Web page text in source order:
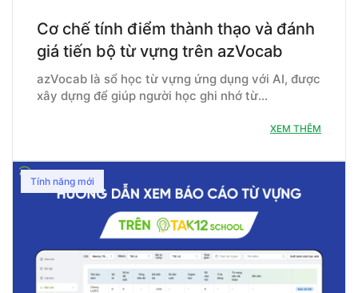
Cơ chế tính điểm thành thạo và đánh
giá tiến bộ từ vựng trên azVocab
azVocab là sổ học từ vựng ứng dụng với AI, được
xây dựng để giúp người học ghi nhớ từ…
XEM THÊM
Tính năng mới